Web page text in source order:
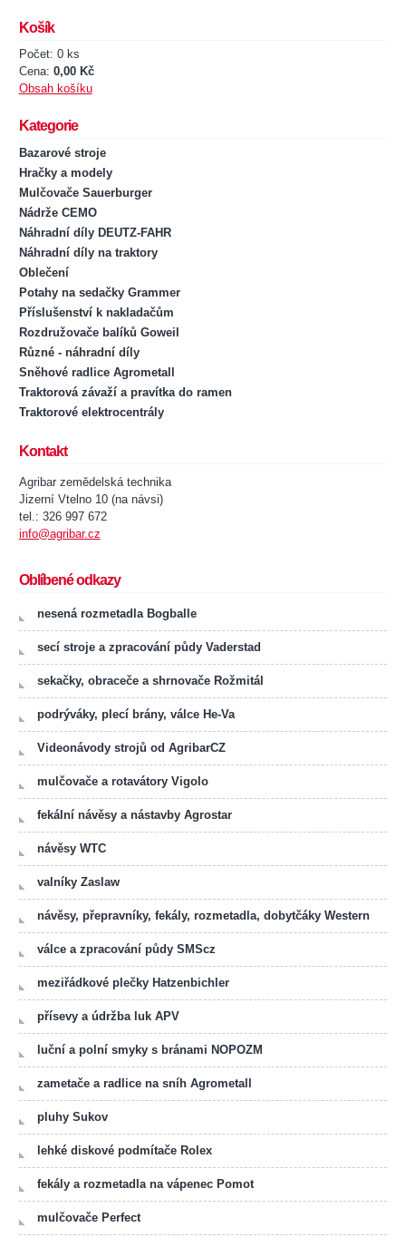
Košík
Počet: 0 ks
Cena: 0,00 Kč
Obsah košíku
Kategorie
Bazarové stroje
Hračky a modely
Mulčovače Sauerburger
Nádrže CEMO
Náhradní díly DEUTZ-FAHR
Náhradní díly na traktory
Oblečení
Potahy na sedačky Grammer
Příslušenství k nakladačům
Rozdružovače balíků Goweil
Různé - náhradní díly
Sněhové radlice Agrometall
Traktorová závaží a pravítka do ramen
Traktorové elektrocentrály
Kontakt
Agribar zemědelská technika
Jizerní Vtelno 10 (na návsi)
tel.: 326 997 672
info@agribar.cz
Oblíbené odkazy
nesená rozmetadla Bogballe
secí stroje a zpracování půdy Vaderstad
sekačky, obraceče a shrnovače Rožmitál
podrýváky, plecí brány, válce He-Va
Videonávody strojů od AgribarCZ
mulčovače a rotavátory Vigolo
fekální návěsy a nástavby Agrostar
návěsy WTC
valníky Zaslaw
návěsy, přepravníky, fekály, rozmetadla, dobytčáky Western
válce a zpracování půdy SMScz
meziřádkové plečky Hatzenbichler
přísevy a údržba luk APV
luční a polní smyky s bránami NOPOZM
zametače a radlice na sníh Agrometall
pluhy Sukov
lehké diskové podmítače Rolex
fekály a rozmetadla na vápenec Pomot
mulčovače Perfect